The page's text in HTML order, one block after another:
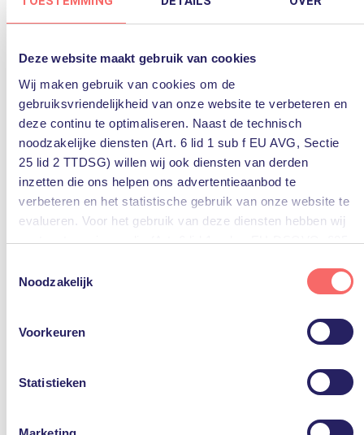
Deze website maakt gebruik van cookies
Wij maken gebruik van cookies om de
gebruiksvriendelijkheid van onze website te verbeteren en
deze continu te optimaliseren. Naast de technisch
noodzakelijke diensten (Art. 6 lid 1 sub f EU AVG, Sectie
25 lid 2 TTDSG) willen wij ook diensten van derden
inzetten die ons helpen ons advertentieaanbod te
verbeteren en het statistische gebruik van onze website te
evalueren. Voor het gebruik van deze diensten hebben wij
uw toestemming nodig (Art. 6 lid 1 sub a EU-DSGVO, §25
U kunt deze toestemming eenvoudig geven door op “Alles
accepteren” te klikken. Indien u hiermee niet akkoord gaat,
kunt u het gebruik van niet-essentiële diensten
kunt u ook de voorkeuren voor individuele diensten
Noodzakelijk
Voorkeuren
Statistieken
cruciale momenten. Om een goede match te maken, is
Bas...Lees verder
IT podcast Resource Solutions
rustmakers
Verandering
Verandering
25 mei 2022
Medewerkers productiever en effectiever hun werk
laten doen. Dat is het doel van nieuwe technologie.
dat medewerkers nieuwe technologie leren gebruiken